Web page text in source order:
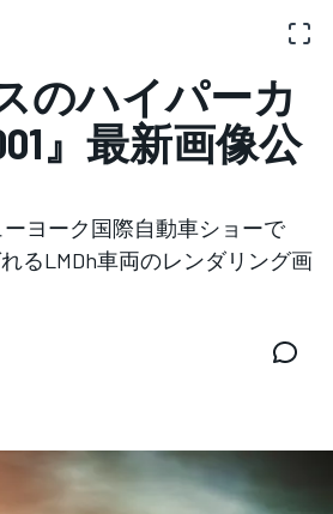
のハイパーカ
』最新画像公
ヨーク国際自動車ショーで
れるLMDh車両のレンダリング画